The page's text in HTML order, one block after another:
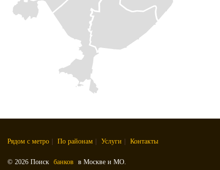
Рядом с метро | По районам | Услуги | Контакты
© 2026 Поиск банков в Москве и МО.